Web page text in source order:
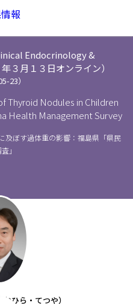
Endocrinology &
３月１３日オンライン）
23）
Thyroid Nodules in Children
Health Management Survey
及ぼす過体重の影響：福島県「県民
」
おひら・てつや）